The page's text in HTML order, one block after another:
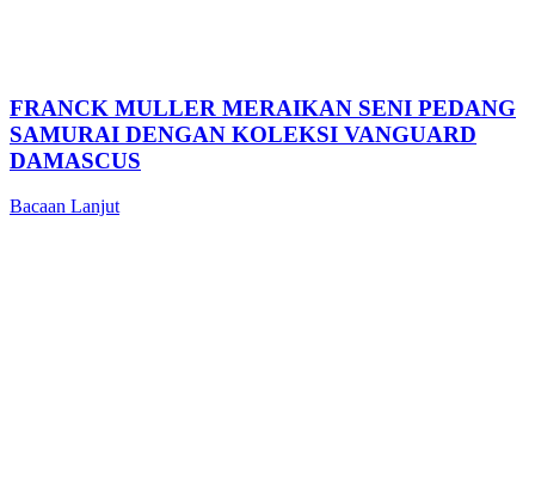
FRANCK MULLER MERAIKAN SENI PEDANG
SAMURAI DENGAN KOLEKSI VANGUARD
DAMASCUS
Bacaan Lanjut